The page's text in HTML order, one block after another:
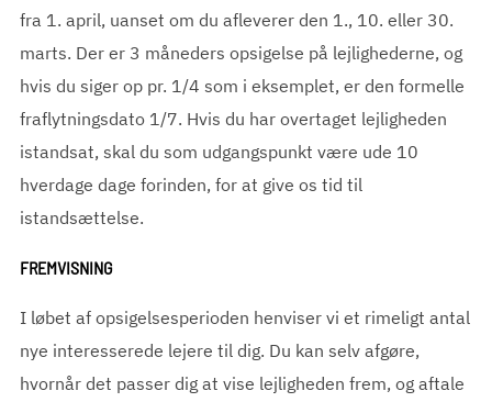
fra 1. april, uanset om du afleverer den 1., 10. eller 30.
marts. Der er 3 måneders opsigelse på lejlighederne, og
hvis du siger op pr. 1/4 som i eksemplet, er den formelle
fraflytningsdato 1/7. Hvis du har overtaget lejligheden
istandsat, skal du som udgangspunkt være ude 10
hverdage dage forinden, for at give os tid til
istandsættelse.
FREMVISNING
I løbet af opsigelsesperioden henviser vi et rimeligt antal
nye interesserede lejere til dig. Du kan selv afgøre,
hvornår det passer dig at vise lejligheden frem, og aftale